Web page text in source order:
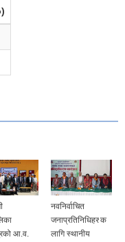
आ.व.
नवनिर्वाचित
जनाप्रतिनिधिहरुक
लागि स्थानीय